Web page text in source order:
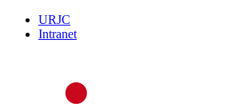
URJC
Intranet